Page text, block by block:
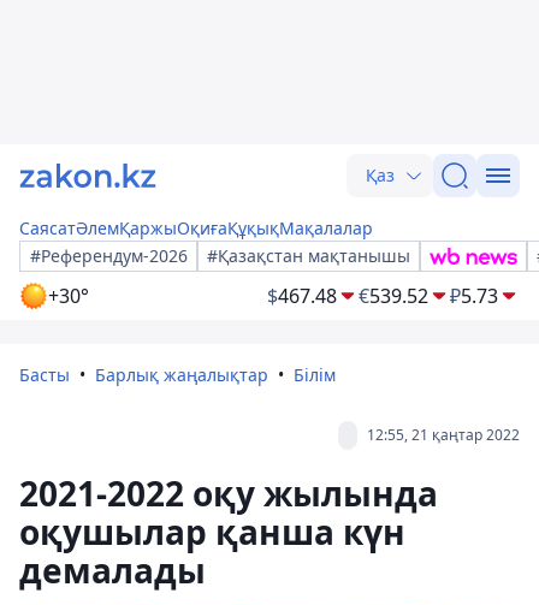
Қаз
СаясатӘлемҚаржыОқиғаҚұқықМақалалар
#Референдум-2026
#Қазақстан мақтанышы
+30° $467.48 €539.52 ₽5.73
Басты Барлық жаңалықтар Білім
12:55, 21 қаңтар 2022
2021-2022 оқу жылында
оқушылар қанша күн
демалады